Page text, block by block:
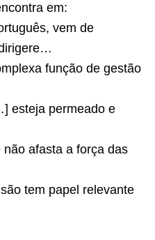
em:
vem de
função de gestão
esteja permeado e
afasta a força das
tem papel relevante